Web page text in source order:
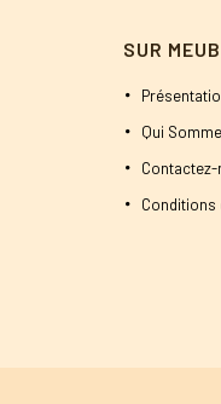
SUR
Qui
Conditions